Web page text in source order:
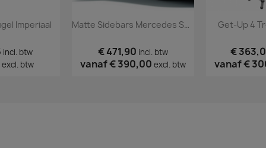
Imperiaal
incl. btw
excl. btw
€ 471,90 incl. btw
vanaf€ 390,00 excl. btw
Get-Up 4
€
vanaf€